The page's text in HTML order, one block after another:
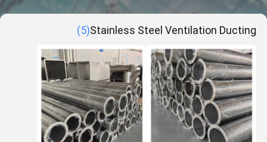
Stainless Steel Ventilation Ducting
(5)